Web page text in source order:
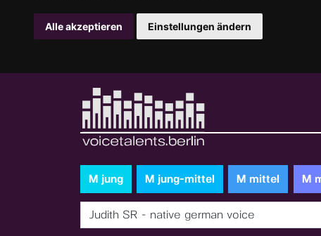
Alle akzeptieren Einstellungen ändern
M jung M jung-mittel M mittel M
Judith SR - native german voice